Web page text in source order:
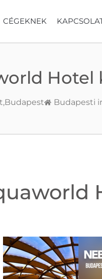
CÉGEKNEK
Hotel
Budapest Budapesti